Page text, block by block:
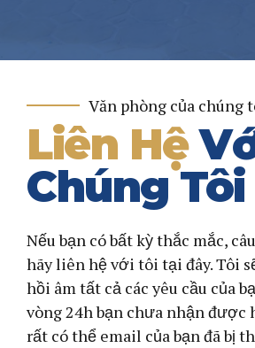
Văn phòng của chúng
Liên Hệ
Chúng Tôi
Nếu bạn có bất kỳ thắc mắc,
hãy liên hệ với tôi tại đây. Tôi
hồi âm tất cả các yêu cầu của
vòng 24h bạn chưa nhận được
rất có thể email của bạn đã bị